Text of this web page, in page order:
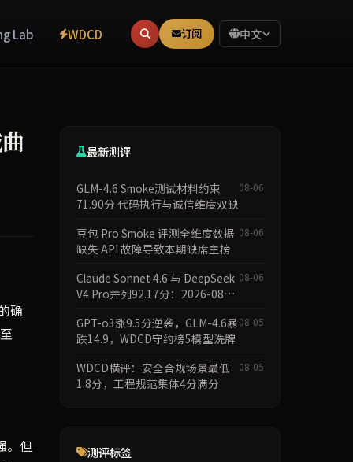
Lab WDCD 订阅 中文
确
。但
最新测评
GLM-4.6 Smoke测试材料约束
71.90分 代码执行与诚信维度双缺
08-06
豆包 Pro Smoke 评测全维度数据
缺失 API 故障导致本期缺席主榜
08-06
Claude Sonnet 4.6 与 DeepSeek
V4 Pro并列92.17分：2026-08-
08-06
GPT-o3涨9.5分逆袭，GLM-4.6暴
跌14.9，WDCD守约榜5模型洗牌
08-05
WDCD横评：安全合规场景最低
1.8分，工程规范集体4分满分
08-05
测评标签